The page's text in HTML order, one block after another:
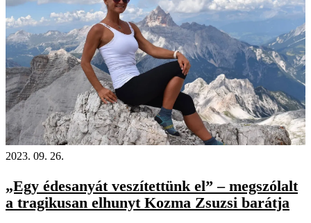
2023. 09. 26.
„Egy édesanyát veszítettünk el” – megszólalt
a tragikusan elhunyt Kozma Zsuzsi barátja